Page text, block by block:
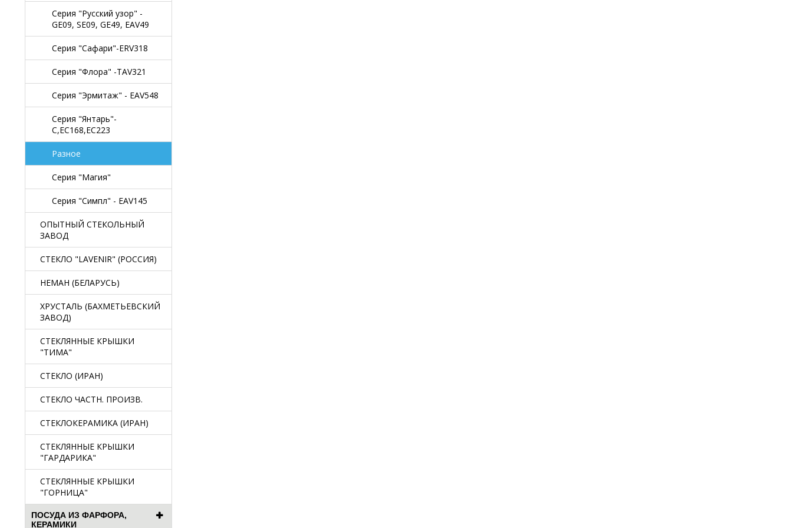
Серия "Русский узор" -
GE09, SE09, GE49, EAV49
Серия "Сафари"-ERV318
Серия "Флора" -TAV321
Серия "Эрмитаж" - EAV548
Серия "Янтарь"-
C,EC168,EC223
Разное
Серия "Магия"
Серия "Симпл" - EAV145
ОПЫТНЫЙ СТЕКОЛЬНЫЙ
ЗАВОД
СТЕКЛО "LAVENIR" (РОССИЯ)
НЕМАН (БЕЛАРУСЬ)
ХРУСТАЛЬ (БАХМЕТЬЕВСКИЙ
ЗАВОД)
СТЕКЛЯННЫЕ КРЫШКИ
"ТИМА"
СТЕКЛО (ИРАН)
СТЕКЛО ЧАСТН. ПРОИЗВ.
СТЕКЛОКЕРАМИКА (ИРАН)
СТЕКЛЯННЫЕ КРЫШКИ
"ГАРДАРИКА"
СТЕКЛЯННЫЕ КРЫШКИ
"ГОРНИЦА"
ПОСУДА ИЗ ФАРФОРА,
КЕРАМИКИ